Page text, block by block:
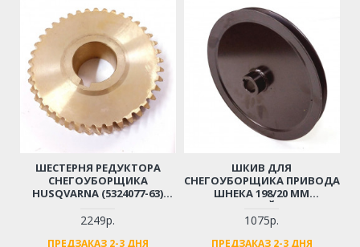
ШЕСТЕРНЯ РЕДУКТОРА
СНЕГОУБОРЩИКА
HUSQVARNA (5324077-63)
5524ST, 8024STE, 9027STE,
MCCULLOCH, PARTNER
2249р.
ПРЕДЗАКАЗ 2-3 ДНЯ
ШКИВ ДЛЯ
СНЕГОУБОРЩИКА ПРИВОДА
ШНЕКА 198/20 ММ
СТАЛЬНОЙ SJ-039
1075р.
ПРЕДЗАКАЗ 2-3 ДНЯ